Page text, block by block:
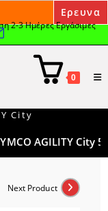
2-3 Ημέρες Εργάσιμες
0
City
AGILITY City
Next Product